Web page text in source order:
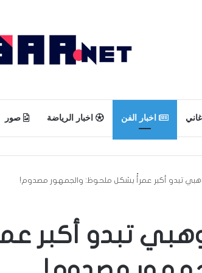
اخبار الفن اخبار الرياضة صور
تبدو أكبر عمرأً بشكل ملحوظ: والجمهور مصدوم!
تبدو أكبر